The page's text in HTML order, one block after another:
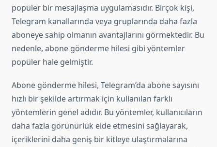
popüler bir mesajlaşma uygulamasıdır. Birçok kişi,
Telegram kanallarında veya gruplarında daha fazla
aboneye sahip olmanın avantajlarını görmektedir. Bu
nedenle, abone gönderme hilesi gibi yöntemler
popüler hale gelmiştir.
Abone gönderme hilesi, Telegram’da abone sayısını
hızlı bir şekilde artırmak için kullanılan farklı
yöntemlerin genel adıdır. Bu yöntemler, kullanıcıların
daha fazla görünürlük elde etmesini sağlayarak,
içeriklerini daha geniş bir kitleye ulaştırmalarına